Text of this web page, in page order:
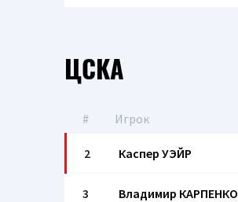
ЦСКА
# Игрок
2 Каспер УЭЙР
3 Владимир КАРПЕНКО